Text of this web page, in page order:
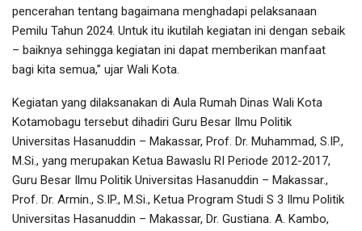
pencerahan tentang bagaimana menghadapi pelaksanaan
Pemilu Tahun 2024. Untuk itu ikutilah kegiatan ini dengan sebaik
– baiknya sehingga kegiatan ini dapat memberikan manfaat
bagi kita semua,” ujar Wali Kota.
Kegiatan yang dilaksanakan di Aula Rumah Dinas Wali Kota
Kotamobagu tersebut dihadiri Guru Besar Ilmu Politik
Universitas Hasanuddin – Makassar, Prof. Dr. Muhammad, S.IP.,
M.Si., yang merupakan Ketua Bawaslu RI Periode 2012-2017,
Guru Besar Ilmu Politik Universitas Hasanuddin – Makassar.,
Prof. Dr. Armin., S.IP., M.Si., Ketua Program Studi S 3 Ilmu Politik
Universitas Hasanuddin – Makassar, Dr. Gustiana. A. Kambo,